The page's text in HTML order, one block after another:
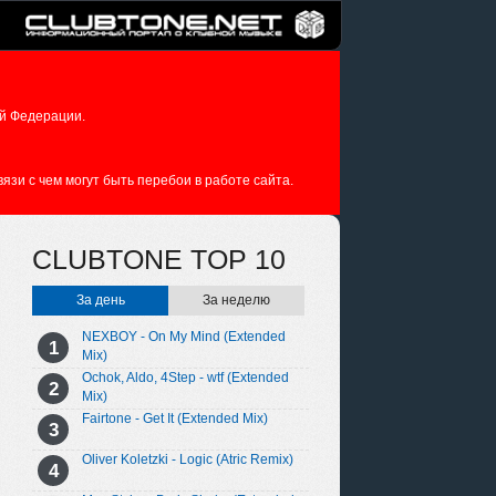
Федерации.
с чем могут быть перебои в работе сайта.
CLUBTONE TOP 10
За день За неделю
NEXBOY - On My Mind (Extended
Mix)
Ochok, Aldo, 4Step - wtf (Extended
Mix)
Fairtone - Get It (Extended Mix)
Oliver Koletzki - Logic (Atric Remix)